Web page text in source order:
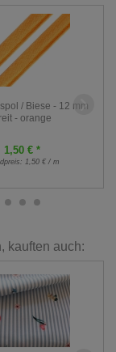
/ Biese - 12 mm
- orange
1,50 € *
1,50 € / m
kauften auch: